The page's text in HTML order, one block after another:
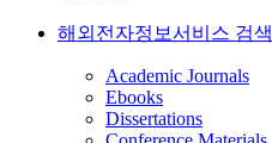
해외전자정보서비스 검색
Academic Journals
Ebooks
Dissertations